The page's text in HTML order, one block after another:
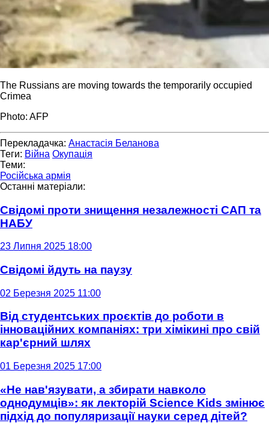
The Russians are moving towards the temporarily occupied
Crimea
Photo: AFP
Перекладачка: Анастасія Беланова
Теги: Війна Окупація
Теми:
Російська армія
Останні матеріали:
Свідомі проти знищення незалежності САП та
НАБУ
23 Липня 2025 18:00
Свідомі йдуть на паузу
02 Березня 2025 11:00
Від студентських проєктів до роботи в
інноваційних компаніях: три хімікині про свій
кар'єрний шлях
01 Березня 2025 17:00
«Не нав'язувати, а збирати навколо
однодумців»: як лекторій Science Kids змінює
підхід до популяризації науки серед дітей?